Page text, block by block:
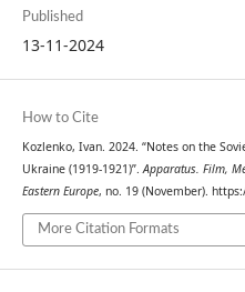
Published
13-11-2024
How to Cite
Kozlenko, Ivan. 2024. “Notes on the
Ukraine (1919-1921)”. Apparatus. Film,
Eastern Europe, no. 19 (November).
More Citation Formats